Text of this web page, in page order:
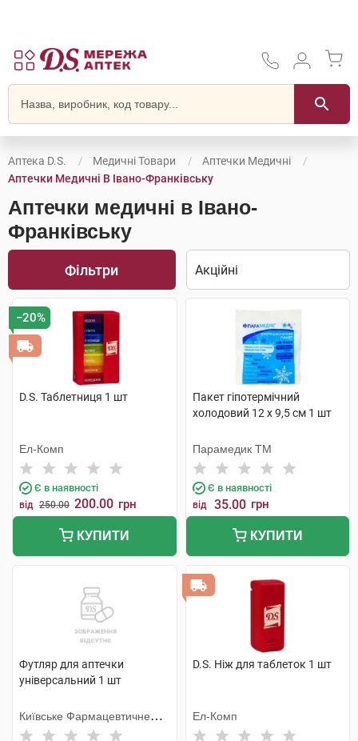
Аптека D.S. Медичні Товари
Аптечки Медичні
Аптечки Медичні В Івано-Франківську
Аптечки медичні в Івано-
Франківську
Фільтри
−20%
D.S. Таблетниця 1 шт
Ел-Комп
Є в наявності
від 250.00 200.00 грн
КУПИТИ
Пакет гіпотермічний
холодовий 12 x 9,5 см 1 шт
Парамедик ТМ
Є в наявності
від 35.00 грн
КУПИТИ
Футляр для аптечки
універсальний 1 шт
Київське Фармацевтичне
Товариство ТОВ (Україна)
D.S. Ніж для таблеток 1 шт
Ел-Комп